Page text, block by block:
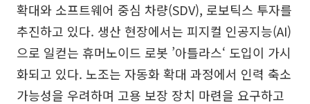
확대와 소프트웨어 중심 차량(SDV), 로보틱스 투자를
추진하고 있다. 생산 현장에서는 피지컬 인공지능(AI)
으로 일컫는 휴머노이드 로봇 ’아틀라스‘ 도입이 가시
화되고 있다. 노조는 자동화 확대 과정에서 인력 축소
가능성을 우려하며 고용 보장 장치 마련을 요구하고